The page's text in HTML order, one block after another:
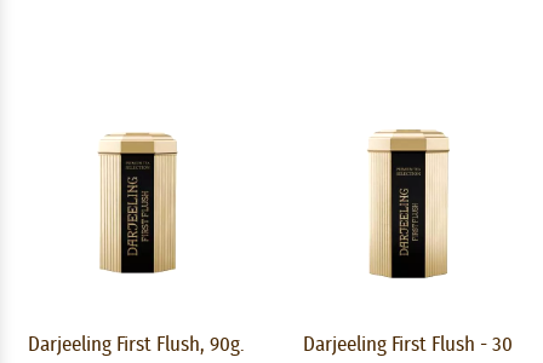
Darjeeling First Flush, 90g.
Darjeeling First Flush - 30